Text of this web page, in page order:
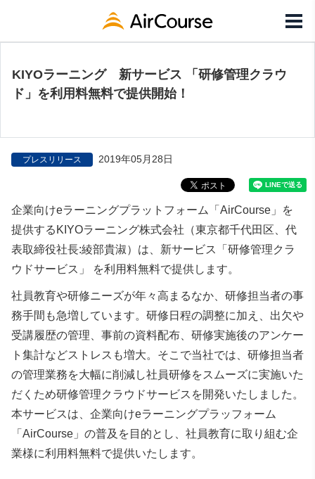
KIYOラーニング 新サービス 「研修管理クラウ
ド」を利用料無料で提供開始！
プレスリリース 2019年05月28日
企業向けeラーニングプラットフォーム「AirCourse」を
提供するKIYOラーニング株式会社（東京都千代田区、代
表取締役社長:綾部貴淑）は、新サービス「研修管理クラ
ウドサービス」 を利用料無料で提供します。
社員教育や研修ニーズが年々高まるなか、研修担当者の事
務手間も急増しています。研修日程の調整に加え、出欠や
受講履歴の管理、事前の資料配布、研修実施後のアンケー
ト集計などストレスも増大。そこで当社では、研修担当者
の管理業務を大幅に削減し社員研修をスムーズに実施いた
だくため研修管理クラウドサービスを開発いたしました。
本サービスは、企業向けeラーニングプラッフォーム
「AirCourse」の普及を目的とし、社員教育に取り組む企
業様に利用料無料で提供いたします。